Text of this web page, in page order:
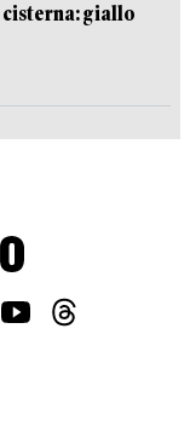
giallo